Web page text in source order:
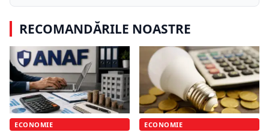
RECOMANDĂRILE NOASTRE
ECONOMIE ECONOMIE